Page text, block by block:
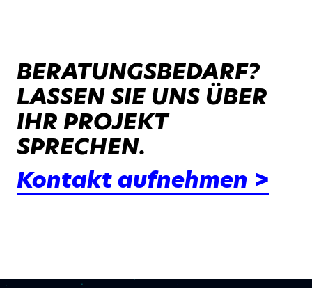
BERATUNGSBEDARF?
LASSEN SIE UNS ÜBER
IHR PROJEKT
SPRECHEN.
Kontakt aufnehmen >